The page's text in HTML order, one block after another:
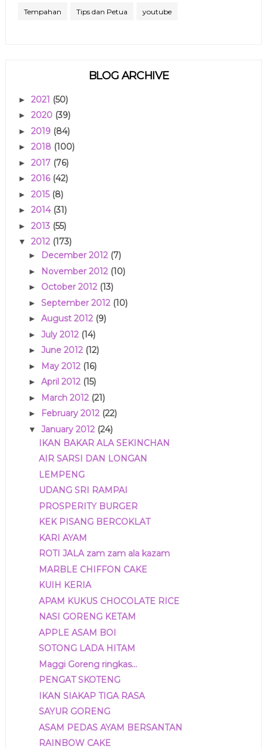
Tempahan Tips dan Petua youtube
BLOG ARCHIVE
► 2021 (50)
► 2020 (39)
► 2019 (84)
► 2018 (100)
► 2017 (76)
► 2016 (42)
► 2015 (8)
► 2014 (31)
► 2013 (55)
▼ 2012 (173)
► December 2012 (7)
► November 2012 (10)
► October 2012 (13)
► September 2012 (10)
► August 2012 (9)
► July 2012 (14)
► June 2012 (12)
► May 2012 (16)
► April 2012 (15)
► March 2012 (21)
► February 2012 (22)
▼ January 2012 (24)
IKAN BAKAR ALA SEKINCHAN
AIR SARSI DAN LONGAN
LEMPENG
UDANG SRI RAMPAI
PROSPERITY BURGER
KEK PISANG BERCOKLAT
KARI AYAM
ROTI JALA zam zam ala kazam
MARBLE CHIFFON CAKE
KUIH KERIA
APAM KUKUS CHOCOLATE RICE
NASI GORENG KETAM
APPLE ASAM BOI
SOTONG LADA HITAM
Maggi Goreng ringkas...
PENGAT SKOTENG
IKAN SIAKAP TIGA RASA
SAYUR GORENG
ASAM PEDAS AYAM BERSANTAN
RAINBOW CAKE